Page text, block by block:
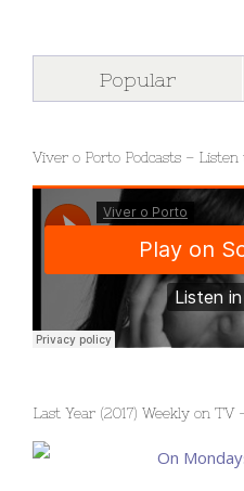
Popular
Viver o Porto Podcasts – Listen
Last Year (2017) Weekly on TV